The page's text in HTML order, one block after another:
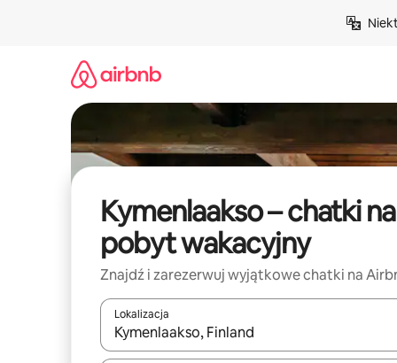
Kymenlaakso – chatki na
pobyt wakacyjny
Znajdź i zarezerwuj wyjątkowe chatki na
Lokalizacja
Gdy wyniki będą dostępne, możesz poruszać